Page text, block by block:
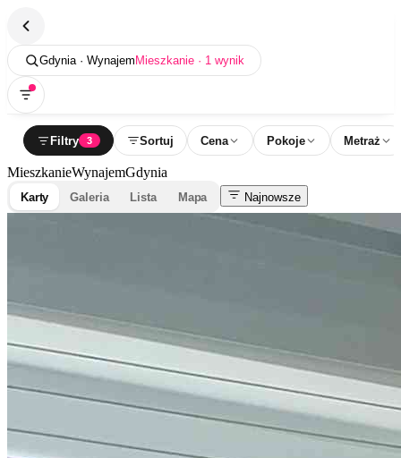
Gdynia · Wynajem Mieszkanie · 1 wynik
Filtry 3 Sortuj Cena Pokoje Metraż
MieszkanieWynajemGdynia
Karty Galeria Lista Mapa Najnowsze